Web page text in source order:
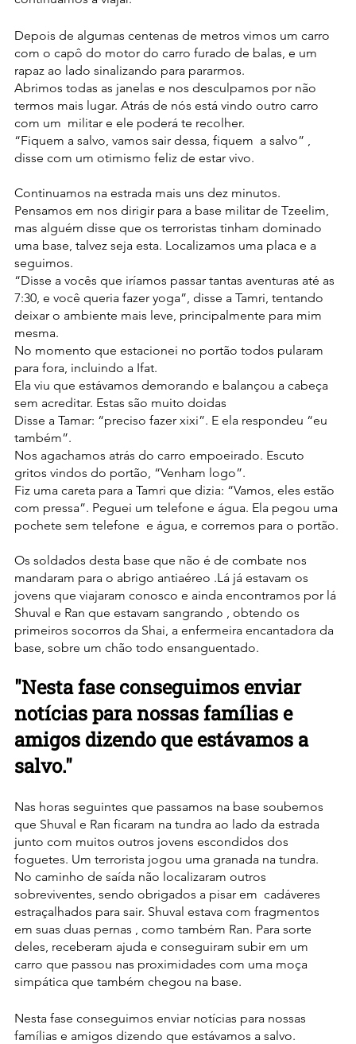
Depois de algumas centenas de metros vimos um carro
com o capô do motor do carro furado de balas, e um
rapaz ao lado sinalizando para pararmos.
Abrimos todas as janelas e nos desculpamos por não
termos mais lugar. Atrás de nós está vindo outro carro
com um  militar e ele poderá te recolher.
“Fiquem a salvo, vamos sair dessa, fiquem  a salvo” ,
disse com um otimismo feliz de estar vivo.
Continuamos na estrada mais uns dez minutos.
Pensamos em nos dirigir para a base militar de Tzeelim,
mas alguém disse que os terroristas tinham dominado
uma base, talvez seja esta. Localizamos uma placa e a
seguimos.
“Disse a vocês que iríamos passar tantas aventuras até as
7:30, e você queria fazer yoga”, disse a Tamri, tentando
deixar o ambiente mais leve, principalmente para mim
mesma.
No momento que estacionei no portão todos pularam
para fora, incluindo a Ifat.
Ela viu que estávamos demorando e balançou a cabeça
sem acreditar. Estas são muito doidas
Disse a Tamar: “preciso fazer xixi”. E ela respondeu “eu
também”.
Nos agachamos atrás do carro empoeirado. Escuto
gritos vindos do portão, “Venham logo”.
Fiz uma careta para a Tamri que dizia: “Vamos, eles estão
com pressa”. Peguei um telefone e água. Ela pegou uma
pochete sem telefone  e água, e corremos para o portão.
Os soldados desta base que não é de combate nos
mandaram para o abrigo antiaéreo .Lá já estavam os
jovens que viajaram conosco e ainda encontramos por lá
Shuval e Ran que estavam sangrando , obtendo os
primeiros socorros da Shai, a enfermeira encantadora da
base, sobre um chão todo ensanguentado.
"Nesta fase conseguimos enviar
notícias para nossas famílias e
amigos dizendo que estávamos a
salvo."
Nas horas seguintes que passamos na base soubemos
que Shuval e Ran ficaram na tundra ao lado da estrada
junto com muitos outros jovens escondidos dos
foguetes. Um terrorista jogou uma granada na tundra.
No caminho de saída não localizaram outros
sobreviventes, sendo obrigados a pisar em  cadáveres
estraçalhados para sair. Shuval estava com fragmentos
em suas duas pernas , como também Ran. Para sorte
deles, receberam ajuda e conseguiram subir em um
carro que passou nas proximidades com uma moça
simpática que também chegou na base.
Nesta fase conseguimos enviar notícias para nossas
famílias e amigos dizendo que estávamos a salvo.